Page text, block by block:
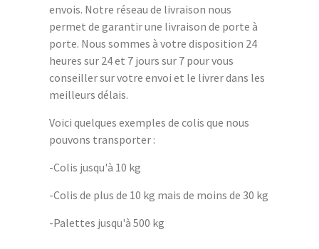
envois. Notre réseau de livraison nous
permet de garantir une livraison de porte à
porte. Nous sommes à votre disposition 24
heures sur 24 et 7 jours sur 7 pour vous
conseiller sur votre envoi et le livrer dans les
meilleurs délais.
Voici quelques exemples de colis que nous
pouvons transporter :
-Colis jusqu'à 10 kg
-Colis de plus de 10 kg mais de moins de 30 kg
-Palettes jusqu'à 500 kg